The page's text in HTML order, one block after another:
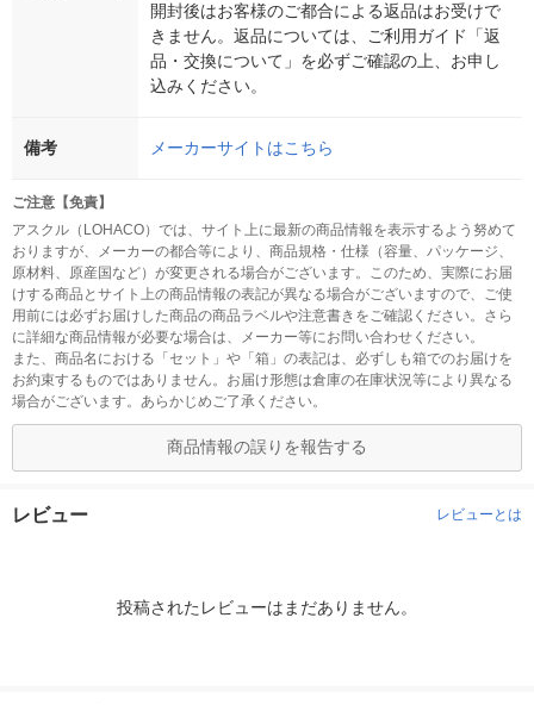
開封後はお客様のご都合による返品はお受けで
きません。返品については、ご利用ガイド「返
品・交換について」を必ずご確認の上、お申し
込みください。
備考 メーカーサイトはこちら
ご注意【免責】
アスクル（LOHACO）では、サイト上に最新の商品情報を表示するよう努めて
おりますが、メーカーの都合等により、商品規格・仕様（容量、パッケージ、
原材料、原産国など）が変更される場合がございます。このため、実際にお届
けする商品とサイト上の商品情報の表記が異なる場合がございますので、ご使
用前には必ずお届けした商品の商品ラベルや注意書きをご確認ください。さら
に詳細な商品情報が必要な場合は、メーカー等にお問い合わせください。
また、商品名における「セット」や「箱」の表記は、必ずしも箱でのお届けを
お約束するものではありません。お届け形態は倉庫の在庫状況等により異なる
場合がございます。あらかじめご了承ください。
商品情報の誤りを報告する
レビュー レビューとは
投稿されたレビューはまだありません。